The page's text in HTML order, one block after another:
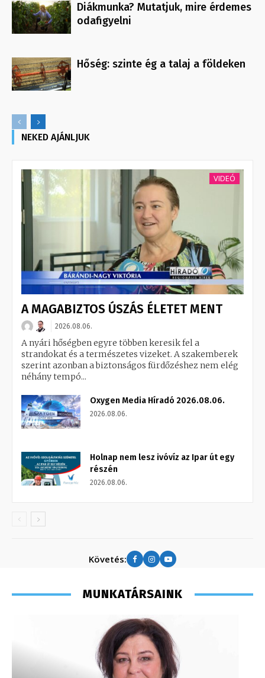
Diákmunka? Mutatjuk, mire érdemes
odafigyelni
Hőség: szinte ég a talaj a földeken
NEKED AJÁNLJUK
VIDEÓ
A MAGABIZTOS ÚSZÁS ÉLETET MENT
2026.08.06.
A nyári hőségben egyre többen keresik fel a
strandokat és a természetes vizeket. A szakemberek
szerint azonban a biztonságos fürdőzéshez nem elég
néhány tempó...
Oxygen Media Híradó 2026.08.06.
2026.08.06.
Holnap nem lesz ivóvíz az Ipar út egy
részén
2026.08.06.
Követés:
MUNKATÁRSAINK